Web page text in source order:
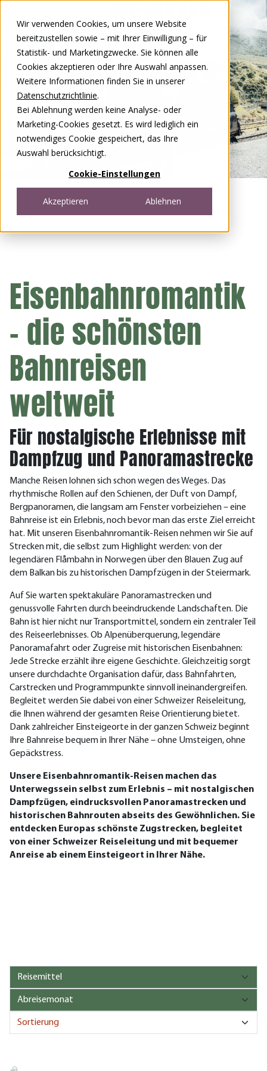
Wir verwenden Cookies, um unsere Website
bereitzustellen sowie – mit Ihrer Einwilligung – für
Statistik- und Marketingzwecke. Sie können alle
Cookies akzeptieren oder Ihre Auswahl anpassen.
Weitere Informationen finden Sie in unserer
Datenschutzrichtlinie.
Bei Ablehnung werden keine Analyse- oder
Marketing-Cookies gesetzt. Es wird lediglich ein
notwendiges Cookie gespeichert, das Ihre
Auswahl berücksichtigt.
Cookie-Einstellungen
Akzeptieren Ablehnen
DEFR
Open menu
Eisenbahnromantik
– die schönsten
Bahnreisen
weltweit
Für nostalgische Erlebnisse mit
Dampfzug und Panoramastrecke
Manche Reisen lohnen sich schon wegen des Weges. Das
rhythmische Rollen auf den Schienen, der Duft von Dampf,
Bergpanoramen, die langsam am Fenster vorbeiziehen – eine
Bahnreise ist ein Erlebnis, noch bevor man das erste Ziel erreicht
hat. Mit unseren Eisenbahnromantik-Reisen nehmen wir Sie auf
Strecken mit, die selbst zum Highlight werden: von der
legendären Flåmbahn in Norwegen über den Blauen Zug auf
dem Balkan bis zu historischen Dampfzügen in der Steiermark.
Auf Sie warten spektakuläre Panoramastrecken und
genussvolle Fahrten durch beeindruckende Landschaften. Die
Bahn ist hier nicht nur Transportmittel, sondern ein zentraler Teil
des Reiseerlebnisses. Ob Alpenüberquerung, legendäre
Panoramafahrt oder Zugreise mit historischen Eisenbahnen:
Jede Strecke erzählt ihre eigene Geschichte. Gleichzeitig sorgt
unsere durchdachte Organisation dafür, dass Bahnfahrten,
Carstrecken und Programmpunkte sinnvoll ineinandergreifen.
Begleitet werden Sie dabei von einer Schweizer Reiseleitung,
die Ihnen während der gesamten Reise Orientierung bietet.
Dank zahlreicher Einsteigeorte in der ganzen Schweiz beginnt
Ihre Bahnreise bequem in Ihrer Nähe – ohne Umsteigen, ohne
Gepäckstress.
Unsere Eisenbahnromantik-Reisen machen das
Unterwegssein selbst zum Erlebnis – mit nostalgischen
Dampfzügen, eindrucksvollen Panoramastrecken und
historischen Bahnrouten abseits des Gewöhnlichen. Sie
entdecken Europas schönste Zugstrecken, begleitet
von einer Schweizer Reiseleitung und mit bequemer
Anreise ab einem Einsteigeort in Ihrer Nähe.